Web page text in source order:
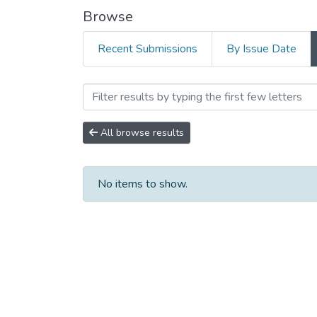
Browse
Recent Submissions By Issue Date
Browsing Радіотехнічні
All browse results
No items to show.